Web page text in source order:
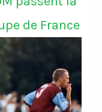
de France